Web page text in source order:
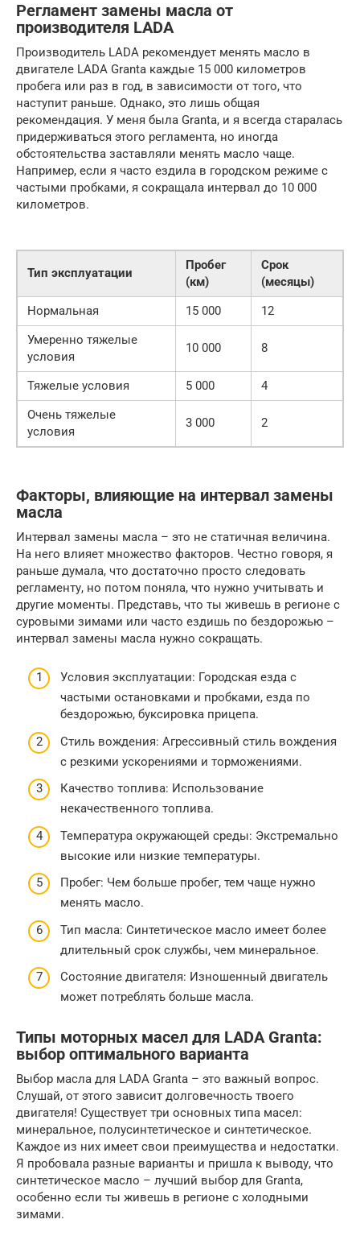
Регламент замены масла от
производителя LADA
Производитель LADA рекомендует менять масло в
двигателе LADA Granta каждые 15 000 километров
пробега или раз в год, в зависимости от того, что
наступит раньше. Однако, это лишь общая
рекомендация. У меня была Granta, и я всегда старалась
придерживаться этого регламента, но иногда
обстоятельства заставляли менять масло чаще.
Например, если я часто ездила в городском режиме с
частыми пробками, я сокращала интервал до 10 000
километров.
Тип эксплуатации
Пробег
(км)
Срок
(месяцы)
Нормальная
15 000
12
Умеренно тяжелые
условия
10 000 8
Тяжелые условия 5 000
4
Очень тяжелые
условия
3 000 2
Факторы, влияющие на интервал замены
масла
Интервал замены масла – это не статичная величина.
На него влияет множество факторов. Честно говоря, я
раньше думала, что достаточно просто следовать
регламенту, но потом поняла, что нужно учитывать и
другие моменты. Представь, что ты живешь в регионе с
суровыми зимами или часто ездишь по бездорожью –
интервал замены масла нужно сокращать.
Условия эксплуатации: Городская езда с
частыми остановками и пробками, езда по
бездорожью, буксировка прицепа.
Стиль вождения: Агрессивный стиль вождения
с резкими ускорениями и торможениями.
Качество топлива: Использование
некачественного топлива.
Температура окружающей среды: Экстремально
высокие или низкие температуры.
Пробег: Чем больше пробег, тем чаще нужно
менять масло.
Тип масла: Синтетическое масло имеет более
длительный срок службы, чем минеральное.
Состояние двигателя: Изношенный двигатель
может потреблять больше масла.
Типы моторных масел для LADA Granta:
выбор оптимального варианта
Выбор масла для LADA Granta – это важный вопрос.
Слушай, от этого зависит долговечность твоего
двигателя! Существует три основных типа масел:
минеральное, полусинтетическое и синтетическое.
Каждое из них имеет свои преимущества и недостатки.
Я пробовала разные варианты и пришла к выводу, что
синтетическое масло – лучший выбор для Granta,
особенно если ты живешь в регионе с холодными
зимами.